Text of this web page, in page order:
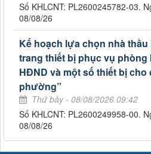
Số KHLCNT: PL2600245782-03.
08/08/26
Kế hoạch lựa chọn nhà thầu
trang thiết bị phục vụ
HĐND và một số thiết bị
phường”
Thứ bảy - 08/08/2026 09:42
Số KHLCNT: PL2600249958-00.
08/08/26